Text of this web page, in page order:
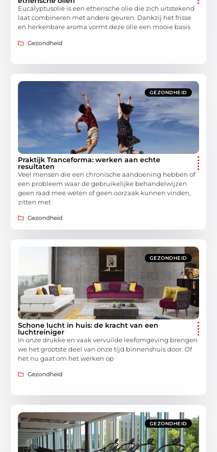
Eucalyptusolie is een etherische olie die zich uitstekend
laat combineren met andere geuren. Dankzij het frisse
en herkenbare aroma vormt deze olie een mooie basis
Gezondheid
GEZONDHEID
Praktijk Tranceforma: werken aan echte
resultaten
Veel mensen die een chronische aandoening hebben of
een probleem waar de gebruikelijke behandelwijzen
geen raad mee weten of geen oorzaak kunnen vinden,
zitten met
Gezondheid
GEZONDHEID
Schone lucht in huis: de kracht van een
luchtreiniger
In onze drukke en vaak vervuilde leefomgeving brengen
we het grootste deel van onze tijd binnenshuis door. Of
het nu gaat om het werken op
Gezondheid
GEZONDHEID